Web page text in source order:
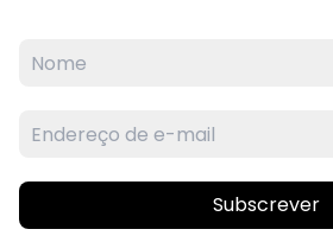
Subscrever